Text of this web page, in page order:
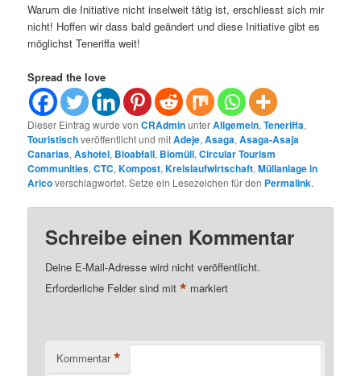
Warum die Initiative nicht inselweit tätig ist, erschliesst sich mir
nicht! Hoffen wir dass bald geändert und diese Initiative gibt es
möglichst Teneriffa weit!
Spread the love
Dieser Eintrag wurde vonCRAdminunterAllgemein,Teneriffa,
Touristischveröffentlicht und mitAdeje,Asaga,Asaga-Asaja
Canarias,Ashotel, Bioabfall, Biomüll,Circular Tourism
Communities,CTC,Kompost,Kreislaufwirtschaft,Müllanlage in
Aricoverschlagwortet. Setze ein Lesezeichen für den Permalink.
Schreibe einen Kommentar
Deine E-Mail-Adresse wird nicht veröffentlicht.
Erforderliche Felder sind mit* markiert
Kommentar *